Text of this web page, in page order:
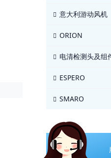
意大利游动风机
ORION
电清检测头及组
ESPERO
SMARO